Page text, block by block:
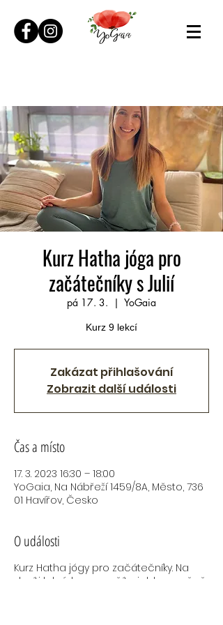
Kurz Hatha jóga pro
začátečníky s Julií
pá 17. 3.
  |
YoGaia
Kurz 9 lekcí
Zakázat přihlašování
Zobrazit další události
Čas a místo
17. 3. 2023 16:30 – 18:00
YoGaia, Na Nábřeží 1459/8A, Město, 736
01 Havířov, Česko
O události
Kurz Hatha jógy pro začátečníky. Na
devíti lekcích se naučíte jak bezpečně